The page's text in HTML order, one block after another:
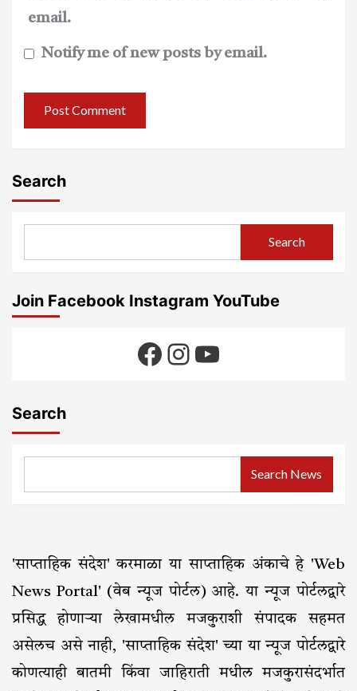
email.
Notify me of new posts by email.
Search
Search
Join Facebook Instagram YouTube
Facebook
Instagram
YouTube
Search
Search News
'साप्ताहिक संदेश' करमाळा या साप्ताहिक अंकाचे हे 'Web
News Portal' (वेब न्यूज पोर्टल) आहे. या न्यूज पोर्टलद्वारे
प्रसिद्ध होणाऱ्या लेखामधील मजकुराशी संपादक सहमत
असेलच असे नाही, 'साप्ताहिक संदेश' च्या या न्यूज पोर्टलद्वारे
कोणत्याही बातमी किंवा जाहिराती मधील मजकुरासंदर्भात